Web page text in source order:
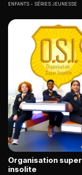
ENFANTS SÉRIES JEUNESSE
Organisation super
insolite